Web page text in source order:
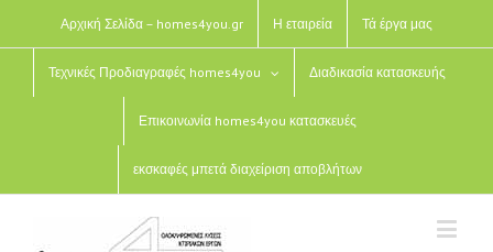
Αρχική Σελίδα – homes4you.gr Η εταιρεία Τά έργα μας
Τεχνικές Προδιαγραφές homes4you Διαδικασία κατασκευής
Επικοινωνία homes4you κατασκευές
εκσκαφές μπετά διαχείριση αποβλήτων